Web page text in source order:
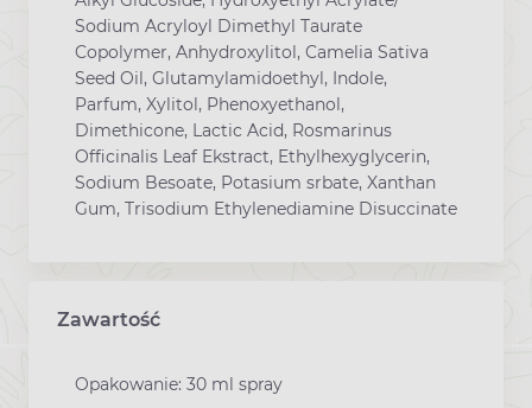
Sodium Acryloyl Dimethyl Taurate
Copolymer, Anhydroxylitol, Camelia Sativa
Seed Oil, Glutamylamidoethyl, Indole,
Parfum, Xylitol, Phenoxyethanol,
Dimethicone, Lactic Acid, Rosmarinus
Officinalis Leaf Ekstract, Ethylhexyglycerin,
Sodium Besoate, Potasium srbate, Xanthan
Gum, Trisodium Ethylenediamine Disuccinate
Zawartość
Opakowanie: 30 ml spray